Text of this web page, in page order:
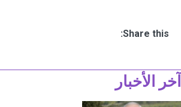
Share this:
الأخبار